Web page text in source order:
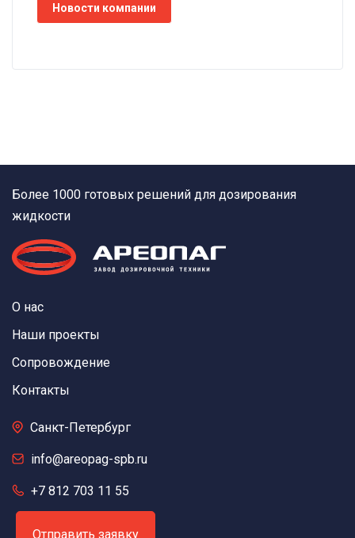
Новости компании
Более 1000 готовых решений для дозирования
жидкости
О нас
Наши проекты
Сопровождение
Контакты
Санкт-Петербург
info@areopag-spb.ru
+7 812 703 11 55
Отправить заявку